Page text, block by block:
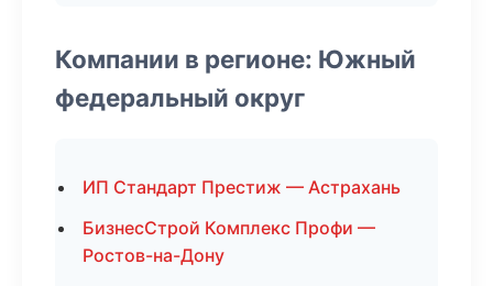
Компании в регионе: Южный
федеральный округ
ИП Стандарт Престиж — Астрахань
БизнесСтрой Комплекс Профи —
Ростов-на-Дону